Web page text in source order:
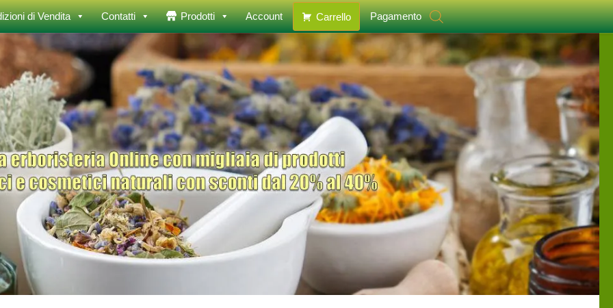
di Vendita Contatti Prodotti Account Carrello Pagamento